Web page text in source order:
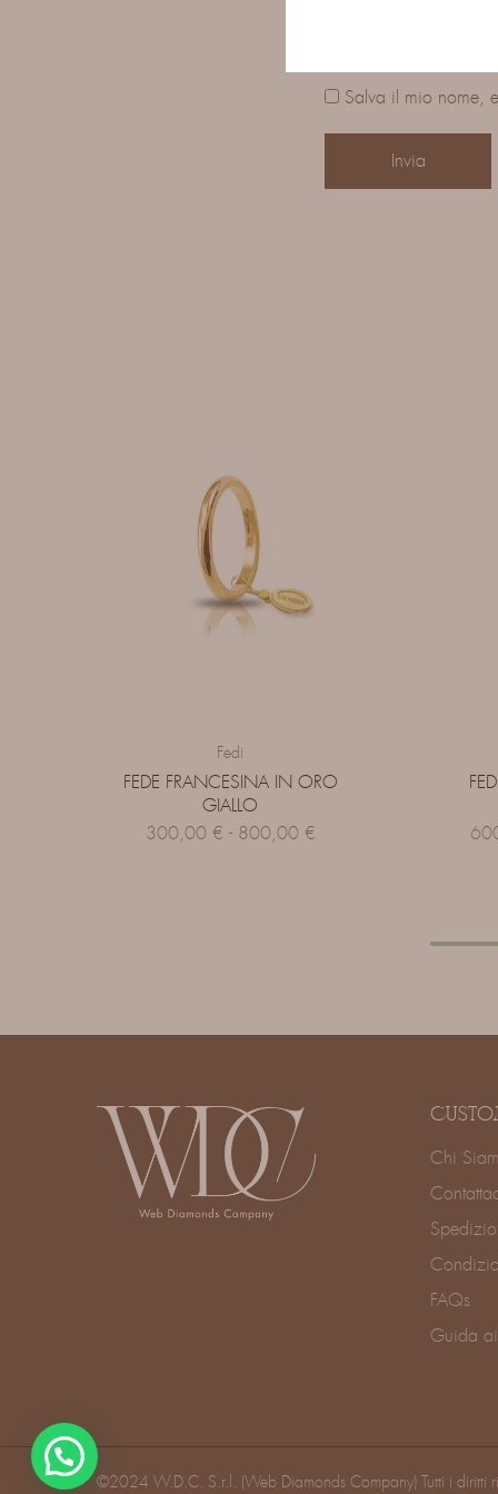
Salva il mio nome,
Fedi
FEDE FRANCESINA IN ORO
GIALLO
300,00 € - 800,00 €
Chi
FAQs
Guida
©2024 W.D.C. S.r.l. (Web Diamonds Company) Tutti i